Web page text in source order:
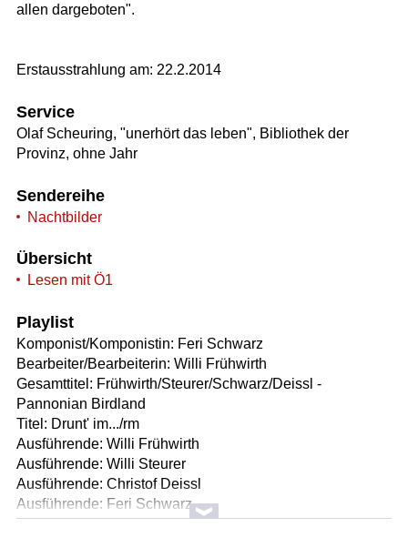
allen dargeboten".
Erstausstrahlung am: 22.2.2014
Service
Olaf Scheuring, "unerhört das leben", Bibliothek der
Provinz, ohne Jahr
Sendereihe
Nachtbilder
Übersicht
Lesen mit Ö1
Playlist
Komponist/Komponistin: Feri Schwarz
Bearbeiter/Bearbeiterin: Willi Frühwirth
Gesamttitel: Frühwirth/Steurer/Schwarz/Deissl -
Pannonian Birdland
Titel: Drunt' im.../rm
Ausführende: Willi Frühwirth
Ausführende: Willi Steurer
Ausführende: Christof Deissl
Ausführende: Feri Schwarz
Länge: 04:00 min